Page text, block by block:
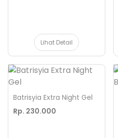
Lihat Detail
Batrisyia Extra Night Gel
Rp. 230.000